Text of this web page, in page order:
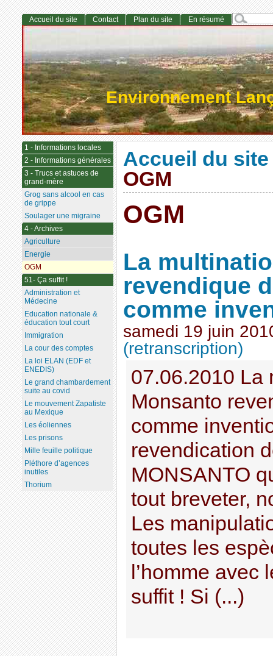
Environnement
Accueil du site
OGM
OGM
La
revendique
comme
samedi 19 juin
(retranscription)
07.06.2010 La
Monsanto
comme
revendication
MONSANTO
tout breveter,
Les
toutes les
l’homme
suffit ! Si (...)
Accueil du site Contact Plan du site En résumé
1 - Informations locales
2 - Informations générales
3 - Trucs et astuces de
grand-mère
Grog sans alcool en cas
de grippe
Soulager une migraine
4 - Archives
Agriculture
Energie
OGM
51- Ça suffit !
Administration et
Médecine
Education nationale &
éducation tout court
Immigration
La cour des comptes
La loi ELAN (EDF et
ENEDIS)
Le grand chambardement
suite au covid
Le mouvement Zapatiste
au Mexique
Les éoliennes
Les prisons
Mille feuille politique
Pléthore d’agences
inutiles
Thorium